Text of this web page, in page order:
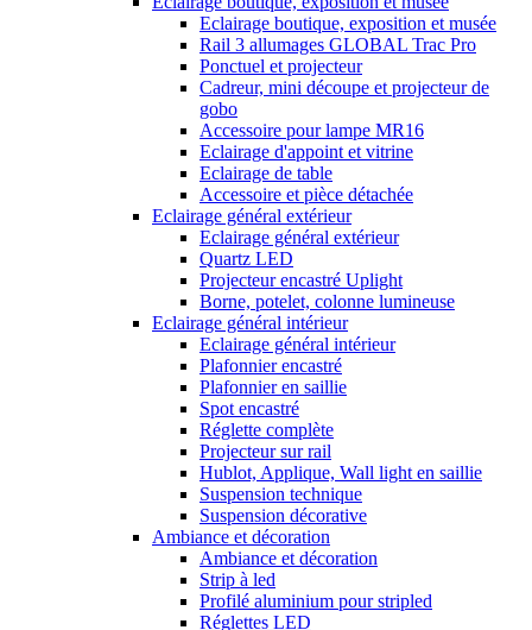
Eclairage boutique, exposition et musée
Rail 3 allumages GLOBAL Trac Pro
Ponctuel et projecteur
Cadreur, mini découpe et projecteur de
gobo
Accessoire pour lampe MR16
Eclairage d'appoint et vitrine
Eclairage de table
Accessoire et pièce détachée
Eclairage général extérieur
Eclairage général extérieur
Quartz LED
Projecteur encastré Uplight
Borne, potelet, colonne lumineuse
Eclairage général intérieur
Eclairage général intérieur
Plafonnier encastré
Plafonnier en saillie
Spot encastré
Réglette complète
Projecteur sur rail
Hublot, Applique, Wall light en saillie
Suspension technique
Suspension décorative
Ambiance et décoration
Ambiance et décoration
Strip à led
Profilé aluminium pour stripled
Réglettes LED